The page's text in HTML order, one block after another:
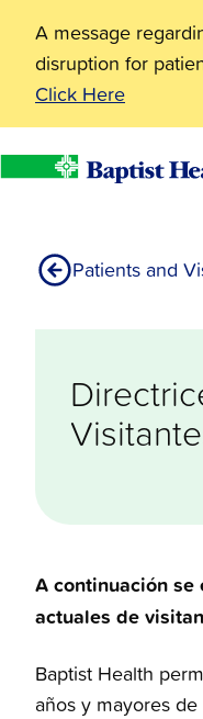
A message
disruption for
Click Here
Baptist Health
Patients and
A continuación se
actuales de
Baptist Health
años y mayores